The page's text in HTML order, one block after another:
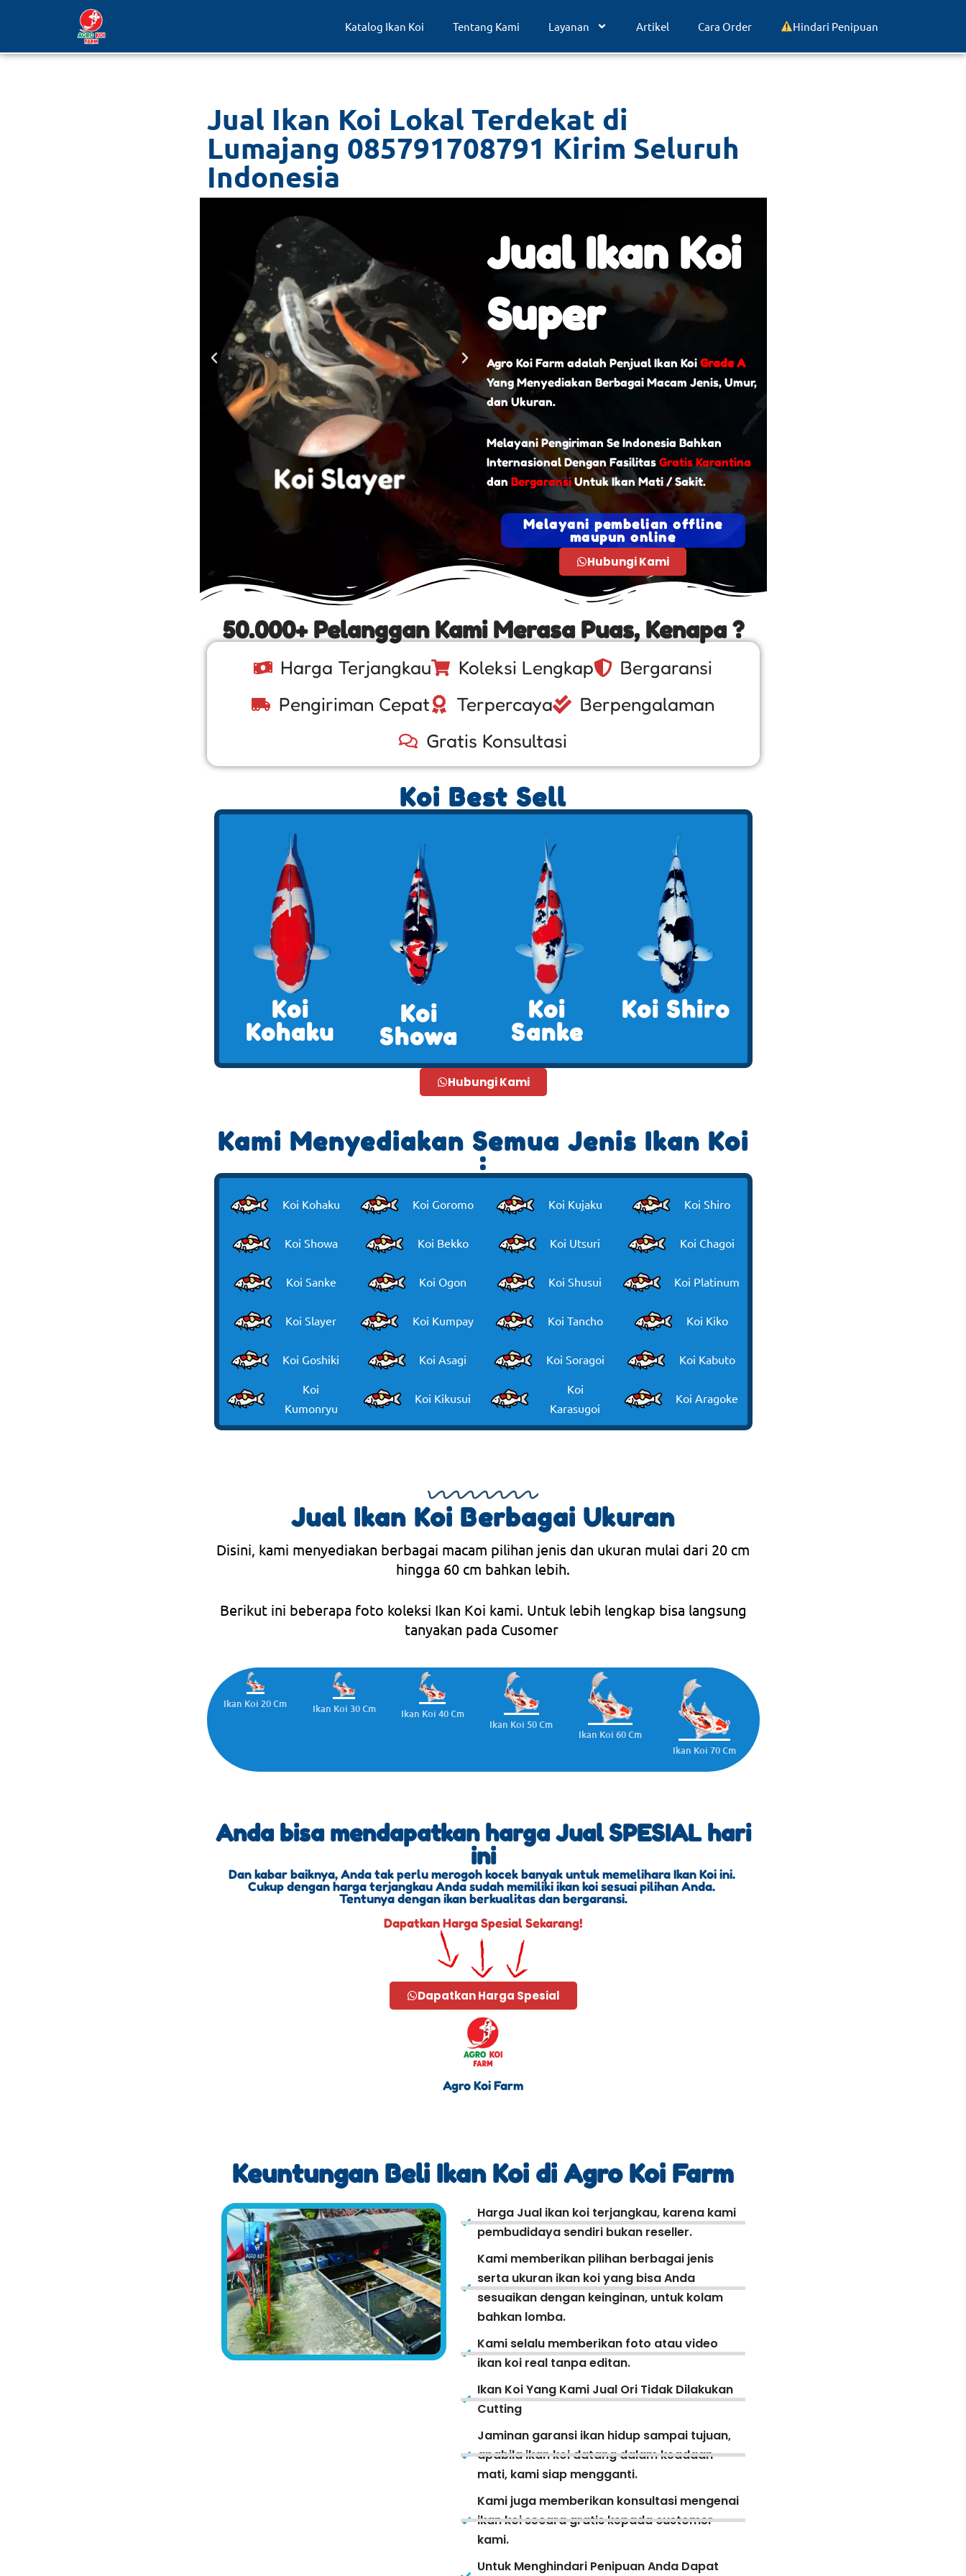
ke
Katalog Ikan Koi Tentang Kami Layanan Artikel Cara Order Hindari Penipuan
Jual Ikan Koi Lokal Terdekat di
Lumajang 085791708791 Kirim Seluruh
Indonesia
Jual Ikan Koi
Super
Agro Koi Farm adalah Penjual Ikan KoiGrade A
Yang Menyediakan Berbagai Macam Jenis, Umur,
dan Ukuran.
Melayani Pengiriman Se Indonesia Bahkan
Internasional Dengan Fasilitas Gratis Karantina
dan BergaransiUntuk Ikan Mati / Sakit.
Melayani pembelian offline
maupun online
Hubungi Kami
50.000+ Pelanggan Kami Merasa Puas, Kenapa ?
Harga Terjangkau Koleksi Lengkap
Bergaransi
Pengiriman Cepat
Terpercaya
Berpengalaman
Gratis Konsultasi
Koi Best Sell
Koi
Kohaku
Koi
Showa
Koi
Sanke
Koi Shiro
Hubungi Kami
Kami Menyediakan Semua Jenis Ikan Koi
:
Koi Kohaku
Koi Showa
Koi Sanke
Koi Slayer
Koi Goshiki
Koi
Kumonryu
Koi Goromo
Koi Bekko
Koi Ogon
Koi Kumpay
Koi Asagi
Koi Kikusui
Koi Kujaku
Koi Utsuri
Koi Shusui
Koi Tancho
Koi Soragoi
Koi
Karasugoi
Koi Shiro
Koi Chagoi
Koi Platinum
Koi Kiko
Koi Kabuto
Koi Aragoke
Jual Ikan Koi Berbagai Ukuran
Disini, kami menyediakan berbagai macam pilihan jenis dan ukuran mulai dari 20 cm
hingga 60 cm bahkan lebih.
Berikut ini beberapa foto koleksi Ikan Koi kami. Untuk lebih lengkap bisa langsung
tanyakan pada Cusomer
Ikan Koi 20 Cm Ikan Koi 30 Cm Ikan Koi 40 Cm
Ikan Koi 50 Cm
Ikan Koi 60 Cm
Ikan Koi 70 Cm
Anda bisa mendapatkan harga Jual SPESIAL hari
ini
Dan kabar baiknya, Anda tak perlu merogoh kocek banyak untuk memelihara Ikan Koi ini.
Cukup dengan harga terjangkau Anda sudah memiliki ikan koi sesuai pilihan Anda.
Tentunya dengan ikan berkualitas dan bergaransi.
Dapatkan Harga Spesial Sekarang!
Dapatkan Harga Spesial
Agro Koi Farm
Keuntungan Beli Ikan Koi di Agro Koi Farm
Harga Jual ikan koi terjangkau, karena kami
pembudidaya sendiri bukan reseller.
Kami memberikan pilihan berbagai jenis
serta ukuran ikan koi yang bisa Anda
sesuaikan dengan keinginan, untuk kolam
bahkan lomba.
Kami selalu memberikan foto atau video
ikan koi real tanpa editan.
Ikan Koi Yang Kami Jual Ori Tidak Dilakukan
Cutting
Jaminan garansi ikan hidup sampai tujuan,
apabila ikan koi datang dalam keadaan
mati, kami siap mengganti.
Kami juga memberikan konsultasi mengenai
ikan koi secara gratis kepada customer
kami.
Untuk Menghindari Penipuan Anda Dapat